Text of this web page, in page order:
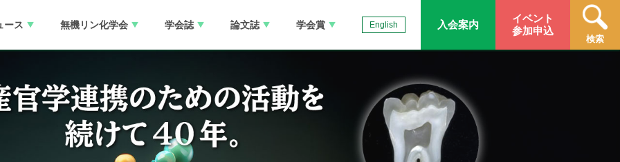
ース 無機リン化学会 学会誌 論文誌 学会賞 English 入会案内
イベント
参加申込
検索